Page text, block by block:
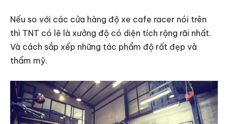
Nếu so với các cửa hàng độ xe cafe racer nói trên
thì TNT có lẽ là xưởng độ có diện tích rộng rãi nhất.
Và cách sắp xếp những tác phẩm độ rất đẹp và
thẩm mỹ.